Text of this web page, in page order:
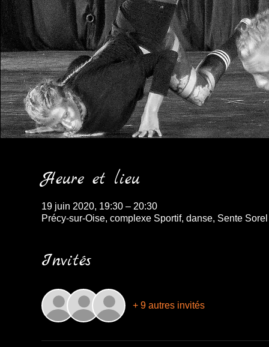
Heure et lieu
19 juin 2020, 19:30 – 20:30
Précy-sur-Oise, complexe Sportif, danse, Sente Sorel
Invités
+ 9 autres invités